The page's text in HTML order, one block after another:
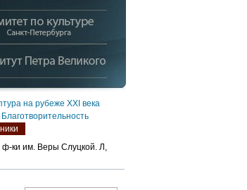
на рубеже XXI века
Благотворительность
ф-ки им. Веры Слуцкой. Л,